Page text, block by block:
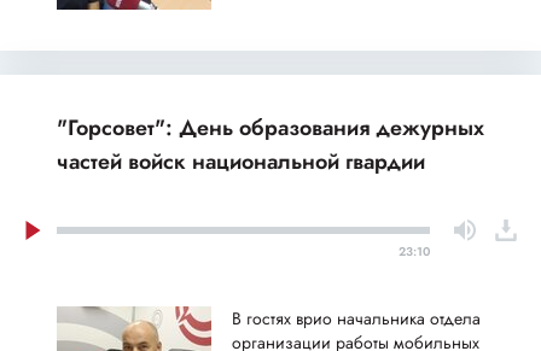
"Горсовет": День образования дежурных
частей войск национальной гвардии
23:10
В гостях врио начальника отдела
организации работы мобильных